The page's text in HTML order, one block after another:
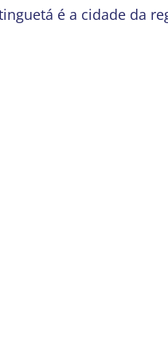
é a cidade da